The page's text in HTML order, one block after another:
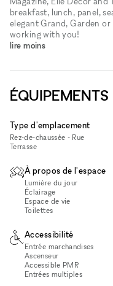
breakfast, lunch, panel,
elegant Grand, Garden
working with you!
lire moins
ÉQUIPEMENTS
Type d'emplacement
Rez-de-chaussée - Rue
Terrasse
À propos de l'espace
Lumière du jour
Éclairage
Espace de vie
Toilettes
Accessibilité
Entrée marchandises
Ascenseur
Accessible PMR
Entrées multiples